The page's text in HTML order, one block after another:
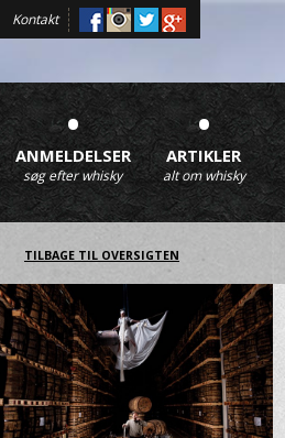
Kontakt
•
ANMELDELSER
søg efter whisky
•
ARTIKLER
alt om whisky
TILBAGE TIL OVERSIGTEN